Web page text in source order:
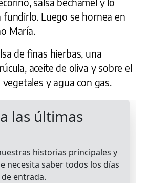
fundirlo. Luego se hornea en
María.
de finas hierbas, una
aceite de oliva y sobre el
y agua con gas.